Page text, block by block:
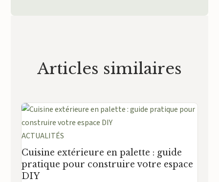
Articles similaires
ACTUALITÉS
Cuisine extérieure en palette : guide
pratique pour construire votre espace
DIY